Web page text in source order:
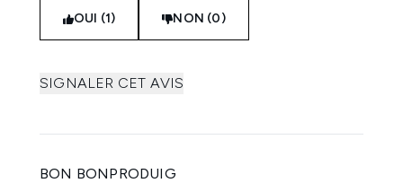
OUI (1) NON (0)
SIGNALER CET AVIS
BON BONPRODUIG